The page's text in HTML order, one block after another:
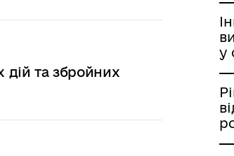
дій та збройних
у